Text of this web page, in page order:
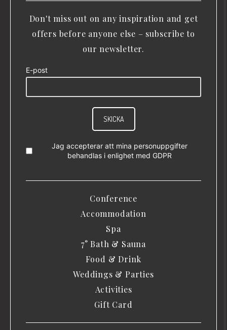
Don't miss out on any inspiration and get
offers before anyone else – subscribe to
our newsletter.
E-post
SKICKA
Jag accepterar att mina personuppgifter
behandlas i enlighet med GDPR
Conference
Accommodation
Spa
7° Bath & Sauna
Food & Drink
Weddings & Parties
Activities
Gift Card